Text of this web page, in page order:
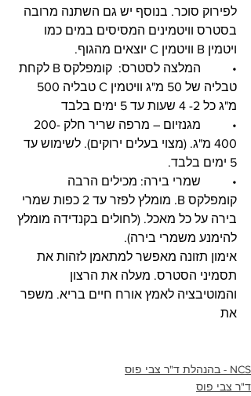
לפירוק סוכר. בנוסף יש גם השתנה מרובה
בסטרס וויטמינים המסיסים במים כמו
ויטמין B וויטמין C יוצאים מהגוף.
•          המלצה לסטרס:  קומפלקס B לקחת
מ"ג כל 2- 4 שעות עד 5 ימים בלבד
•          מגנזיום – מרפה שריר חלק 200-
400 מ"ג. (מצוי בעלים ירוקים). לשימוש עד
5 ימים בלבד.
•          שמרי בירה: מכילים הרבה
קומפלקס B. מומלץ לפזר עד 2 כפות שמרי
בירה על כל מאכל. (לחולים בקנדידה מומלץ
להימנע משמרי בירה).
אימון תזונה מאפשר למתאמן לזהות את
תסמיני הסטרס. מעלה את הרצון
והמוטיבציה לאמץ אורח חיים בריא. משפר
את
NCS - בהנהלת ד"ר צבי פוס
ד"ר צבי פוס